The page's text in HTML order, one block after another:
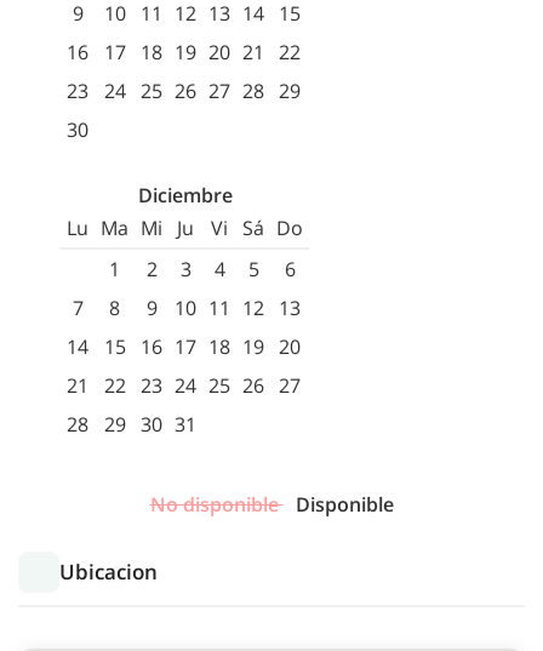
9
10 11 12 13 14 15
16
17 18 19 20 21
22
23 24 25 26 27 28 29
30
Diciembre
Lu Ma Mi Ju Vi Sá Do
1
2 3 4 5
6
7
8 9 10 11 12 13
14
15 16 17 18 19 20
21
22 23 24 25 26 27
28 29 30 31
No disponible Disponible
Ubicacion